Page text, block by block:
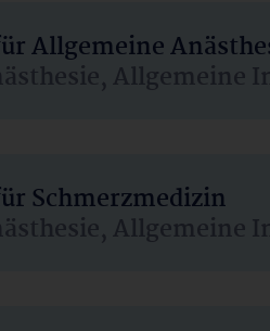
Allgemeine
Allgemeine
Schmerzmedizin
Allgemeine